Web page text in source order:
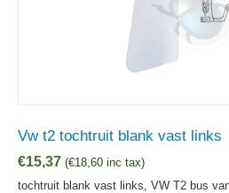
Vw t2 tochtruit blank vast links
€15,37 (€18,60 inc tax)
tochtruit blank vast links, VW T2 bus